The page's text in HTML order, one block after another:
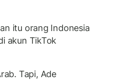
itu orang Indonesia
akun TikTok
Tapi, Ade